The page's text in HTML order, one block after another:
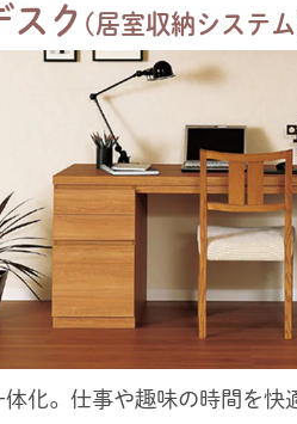
スク （居室収納システム
化。仕事や趣味の時間を快